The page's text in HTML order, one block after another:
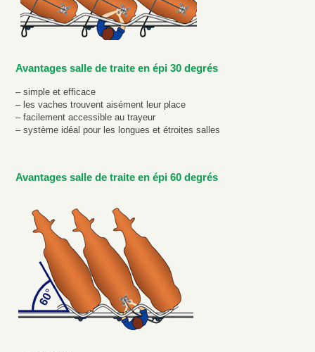
Avantages salle de traite en épi 30 degrés
– simple et efficace
– les vaches trouvent aisément leur place
– facilement accessible au trayeur
– système idéal pour les longues et étroites salles
Avantages salle de traite en épi 60 degrés